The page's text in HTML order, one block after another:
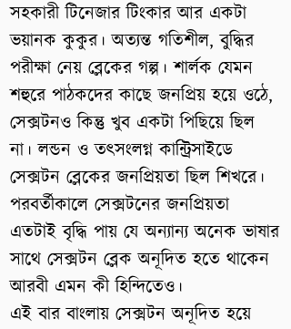
সহকারী টিনেজার টিংকার আর একটা
ভয়ানক কুকুর। অত্যন্ত গতিশীল, বুদ্ধির
পরীক্ষা নেয় ব্লেকের গল্প। শার্লক যেমন
শহুরে পাঠকদের কাছে জনপ্রিয় হয়ে ওঠে,
সেক্সটনও কিন্তু খুব একটা পিছিয়ে ছিল
না। লন্ডন ও তৎসংলগ্ন কান্ট্রিসাইডে
সেক্সটন ব্লেকের জনপ্রিয়তা ছিল শিখরে।
পরবর্তীকালে সেক্সটনের জনপ্রিয়তা
এতটাই বৃদ্ধি পায় যে অন্যান্য অনেক ভাষার
সাথে সেক্সটন ব্লেক অনূদিত হতে থাকেন
আরবী এমন কী হিন্দিতেও।
এই বার বাংলায় সেক্সটন অনূদিত হয়ে